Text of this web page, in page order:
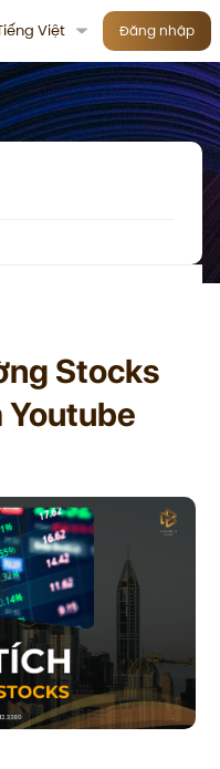
Việt Đăng nhập
Stocks